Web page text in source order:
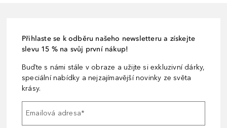
Přihlaste se k odběru našeho newsletteru a získejte
slevu 15 % na svůj první nákup!
Buďte s námi stále v obraze a užijte si exkluzivní dárky,
speciální nabídky a nejzajímavější novinky ze světa
krásy.
Emailová adresa*